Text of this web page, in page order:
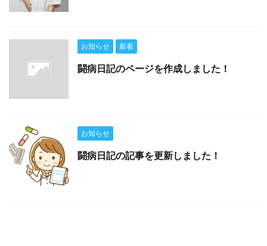
お知らせ 新着
闘病日記のページを作成しました！
お知らせ
闘病日記の記事を更新しました！